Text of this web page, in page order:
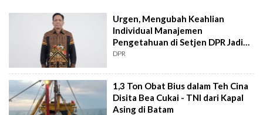
Urgen, Mengubah Keahlian
Individual Manajemen
Pengetahuan di Setjen DPR Jadi
Kekuatan Institusional
DPR
1,3 Ton Obat Bius dalam Teh Cina
Disita Bea Cukai - TNI dari Kapal
Asing di Batam